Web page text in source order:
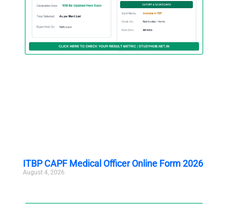
ITBP CAPF Medical Officer Online Form 2026
August 4, 2026